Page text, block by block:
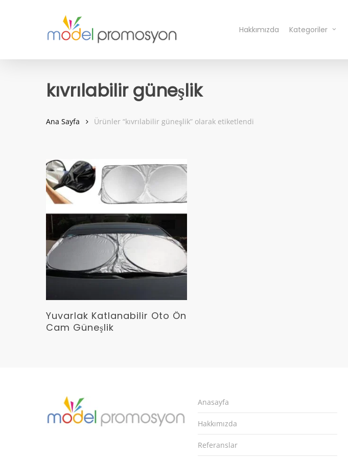
Hakkımızda Kategoriler
kıvrılabilir güneşlik
Ana Sayfa Ürünler “kıvrılabilir güneşlik” olarak etiketlendi
Devamını Oku
Yuvarlak Katlanabilir Oto Ön
Cam Güneşlik
Anasayfa
Hakkımızda
Referanslar